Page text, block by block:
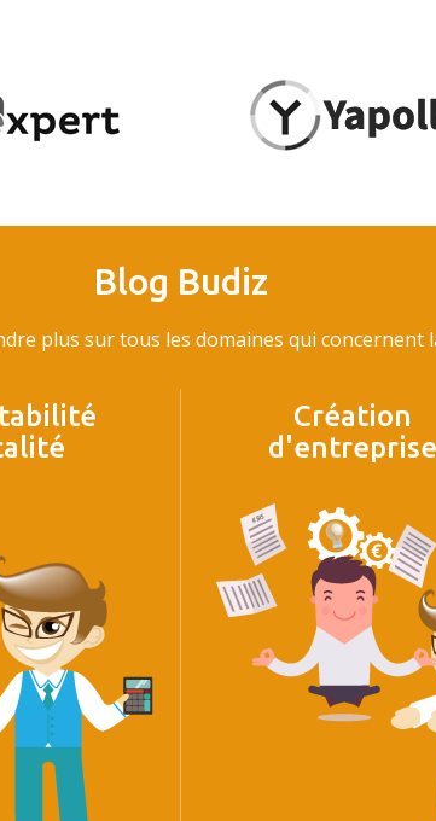
Blog Budiz
plus sur tous les domaines qui concernent
Création
d'entreprise